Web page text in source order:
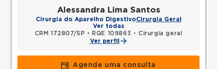
Alessandra Lima Santos
Cirurgia do Aparelho DigestivoCirurgia Geral
Ver todas
CRM 172807/SP •
RQE 109863 - Cirurgia geral
Ver perfil
Agende uma consulta